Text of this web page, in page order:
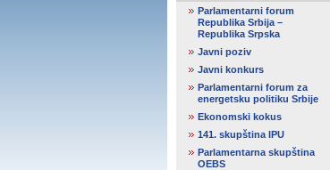
Parlamentarni forum
Republika Srbija –
Republika Srpska
Javni poziv
Javni konkurs
Parlamentarni forum za
energetsku politiku Srbije
Ekonomski kokus
141. skupština IPU
Parlamentarna skupština
OEBS